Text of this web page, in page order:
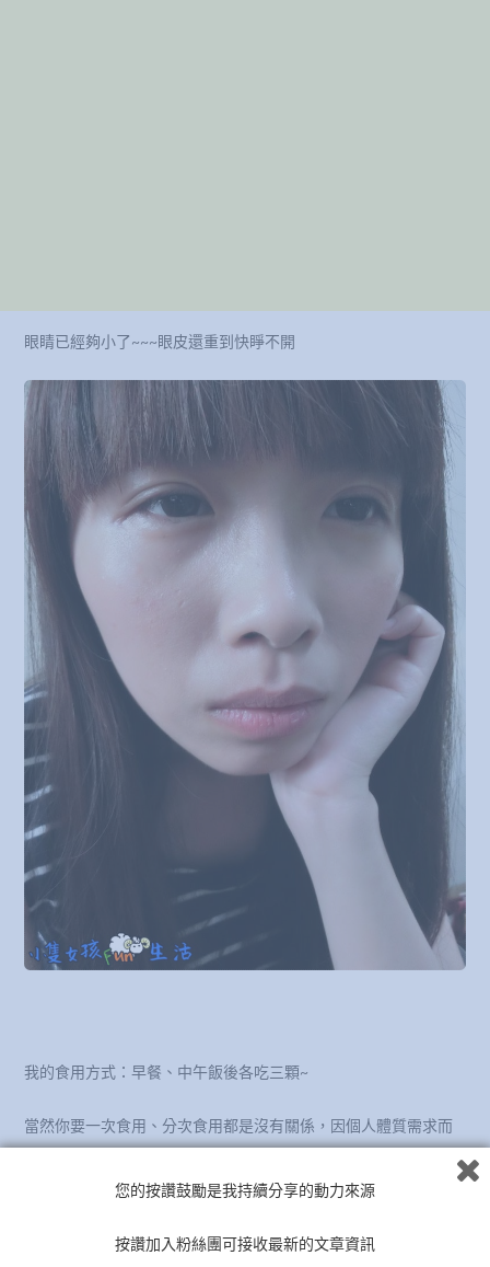
眼睛已經夠小了~~~眼皮還重到快睜不開
我的食用方式：早餐、中午飯後各吃三顆~
當然你要一次食用、分次食用都是沒有關係，因個人體質需求而
您的按讚鼓勵是我持續分享的動力來源
按讚加入粉絲團可接收最新的文章資訊